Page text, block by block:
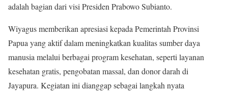
adalah bagian dari visi Presiden Prabowo Subianto.
Wiyagus memberikan apresiasi kepada Pemerintah Provinsi
Papua yang aktif dalam meningkatkan kualitas sumber daya
manusia melalui berbagai program kesehatan, seperti layanan
kesehatan gratis, pengobatan massal, dan donor darah di
Jayapura. Kegiatan ini dianggap sebagai langkah nyata